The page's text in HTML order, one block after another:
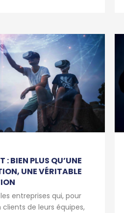
: BIEN PLUS QU’UNE
UNE VÉRITABLE
entreprises qui, pour
clients de leurs équipes,